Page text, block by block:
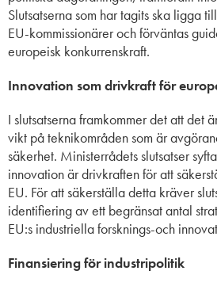
Slutsatserna som har tagits ska ligga
EU-kommissionärer och förväntas
europeisk konkurrenskraft.
Innovation som drivkraft för
I slutsatserna framkommer det att det
vikt på teknikområden som är
säkerhet. Ministerrådets slutsatser
innovation är drivkraften för att
EU. För att säkerställa detta kräver
identifiering av ett begränsat antal
EU:s industriella forsknings-och
Finansiering för industripolitik